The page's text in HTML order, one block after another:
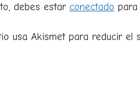
debes estar conectado para
usa Akismet para reducir el